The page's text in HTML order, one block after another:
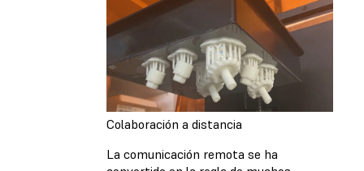
Colaboración a distancia
La comunicación remota se ha